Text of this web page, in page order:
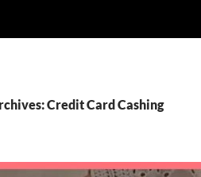
Credit Card Cashing